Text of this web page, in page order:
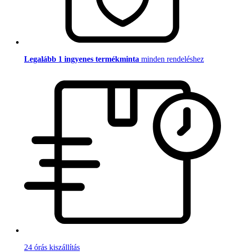
Legalább 1 ingyenes termékminta minden rendeléshez
24 órás kiszállítás